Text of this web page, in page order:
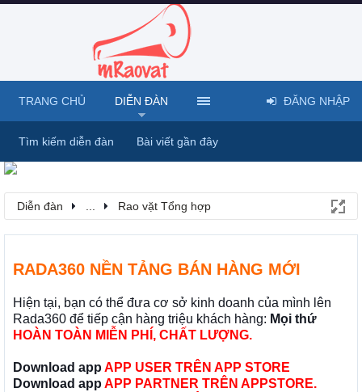
Diễn đàn Rao vặt Tổng hợp
RADA360 NỀN TẢNG BÁN HÀNG MỚI
Hiện tại, bạn có thể đưa cơ sở kinh doanh của mình lên
Rada360 để tiếp cận hàng triệu khách hàng: Mọi thứ
HOÀN TOÀN MIỄN PHÍ, CHẤT LƯỢNG.
Download app APP USER TRÊN APP STORE
Download app APP PARTNER TRÊN APPSTORE.
TRANG CHỦ DIỄN ĐÀN
Tìm kiếm diễn đàn Bài viết gần đây
ĐĂNG NHẬP